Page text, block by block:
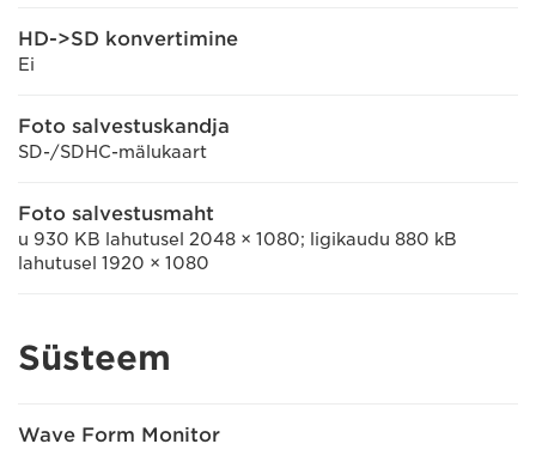
HD->SD konvertimine
Ei
Foto salvestuskandja
SD-/SDHC-mälukaart
Foto salvestusmaht
u 930 KB lahutusel 2048 × 1080; ligikaudu 880 kB
lahutusel 1920 × 1080
Süsteem
Wave Form Monitor